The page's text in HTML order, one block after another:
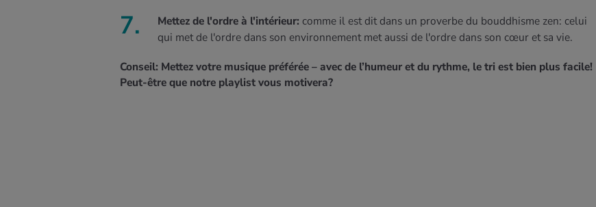
Mettez de l'ordre à l'intérieur: comme il est dit dans un proverbe du bouddhisme zen: celui
qui met de l'ordre dans son environnement met aussi de l'ordre dans son cœur et sa vie.
Conseil: Mettez votre musique préférée – avec de l’humeur et du rythme, le tri est bien plus facile!
Peut-être que notre playlist vous motivera?